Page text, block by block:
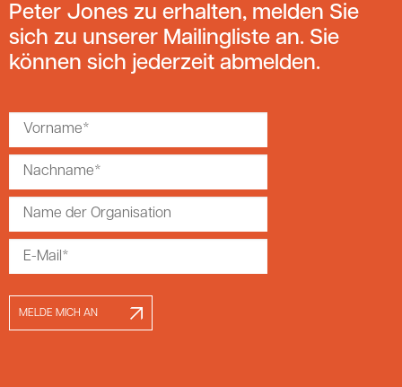
Peter Jones zu erhalten, melden Sie
sich zu unserer Mailingliste an. Sie
können sich jederzeit abmelden.
MELDE MICH AN